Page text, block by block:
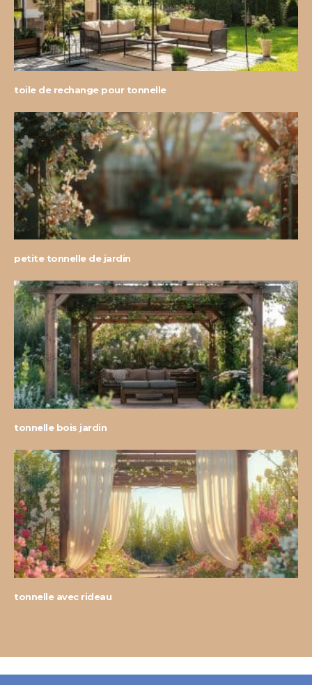
toile de rechange pour tonnelle
petite tonnelle de jardin
tonnelle bois jardin
tonnelle avec rideau